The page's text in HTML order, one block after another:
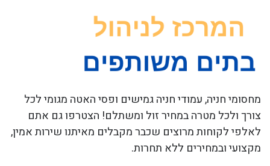
מחסומי חניה, עמודי חניה גמישים ופסי האטה מגומי לכל
צורך ולכל מטרה במחיר זול ומשתלם! הצטרפו גם אתם
לאלפי לקוחות מרוצים שכבר מקבלים מאיתנו שירות אמין,
מקצועי ובמחירים ללא תחרות.